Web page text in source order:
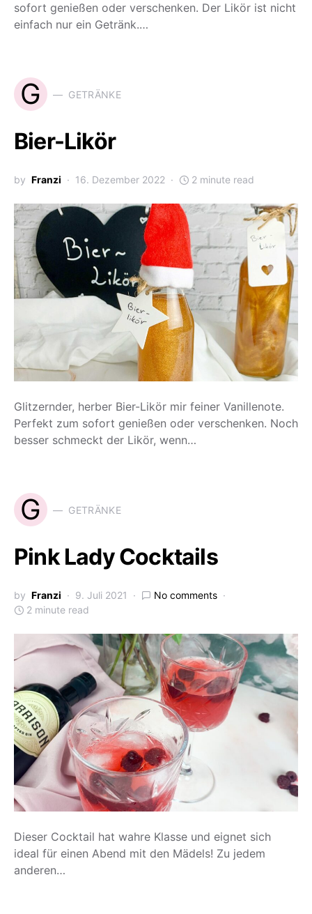
sofort genießen oder verschenken. Der Likör ist nicht
einfach nur ein Getränk.…
G GETRÄNKE
Bier-Likör
by Franzi 16. Dezember 2022 2 minute read
Glitzernder, herber Bier-Likör mir feiner Vanillenote.
Perfekt zum sofort genießen oder verschenken. Noch
besser schmeckt der Likör, wenn…
G GETRÄNKE
Pink Lady Cocktails
by Franzi 9. Juli 2021
No comments
2 minute read
Dieser Cocktail hat wahre Klasse und eignet sich
ideal für einen Abend mit den Mädels! Zu jedem
anderen…